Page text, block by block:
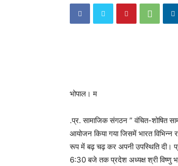
भोपाल। म
.प्र. सामाजिक संगठन ” वंचित-शोषित
आयोजन किया गया जिसमें भारत विभिन्न
रूप में बढ़ चढ़ कर अपनी उपस्थिति दी।
6:30 बजे तक प्रदेश अध्यक्ष श्री विष्णु